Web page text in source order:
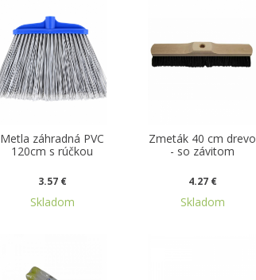
Metla záhradná PVC
120cm s rúčkou
3.57 €
Skladom
Zmeták 40 cm drevo
- so závitom
4.27 €
Skladom